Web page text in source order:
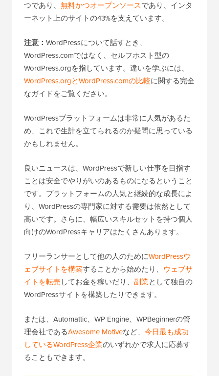
つであり、 無料かつオープンソースであり、インタ
ーネット上のサイトの43%を支えています。
注意： WordPressについて話すとき、
WordPress.comではなく、セルフホスト型の
WordPress.orgを指しています。違いを学ぶには、
WordPress.orgとWordPress.comの比較に関する完全
なガイドをご覧ください。
WordPressプラットフォームは非常に人気があるた
め、これで生計を立てられるのか疑問に思っている
かもしれません。
良いニュースは、WordPressで新しい仕事を目指す
ことは安全でやりがいのあるものになるということ
です。プラットフォームの人気と継続的な成長によ
り、WordPressの専門家に対する需要は依然として
高いです。さらに、幅広いスキルセットを持つ個人
向けのWordPressキャリアはたくさんあります。
フリーランサーとして他の人のためにWordPressウ
ェブサイトを構築することから始めたり、 ウェブサ
イトを転売してお金を稼いだり、 副業として独自の
WordPressサイトを構築したりできます。
または、Automattic、WP Engine、WPBeginnerの管
理会社であるAwesome Motiveなど、 今日最も成功
しているWordPress企業のいずれかで求人に応募す
ることもできます。